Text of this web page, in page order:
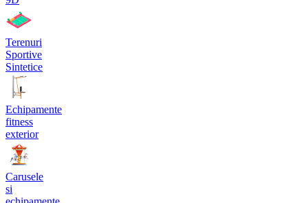
Terenuri
Sportive
Sintetice
Echipamente
fitness
exterior
Carusele
si